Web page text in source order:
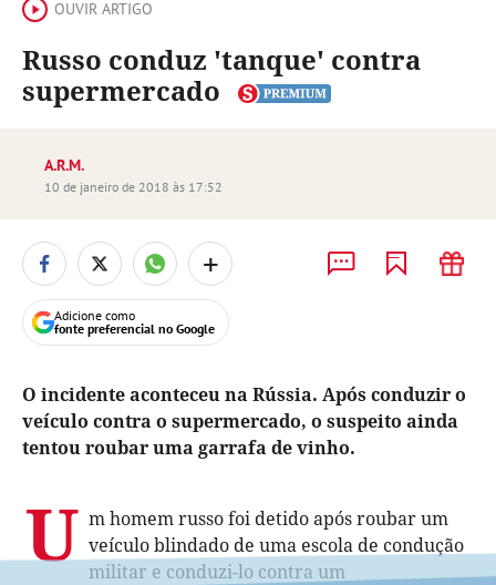
OUVIR ARTIGO
Russo conduz 'tanque' contra
supermercado
A.R.M.
10 de janeiro de 2018 às 17:52
+
Adicione como
fonte preferencial no Google
O incidente aconteceu na Rússia. Após conduzir o
veículo contra o supermercado, o suspeito ainda
tentou roubar uma garrafa de vinho.
U m homem russo foi detido após roubar um
veículo blindado de uma escola de condução
militar e conduzi-lo contra um